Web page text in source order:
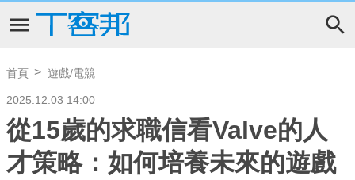
首頁 遊戲/電競
2025.12.03 14:00
從15歲的求職信看Valve的人
才策略：如何培養未來的遊戲